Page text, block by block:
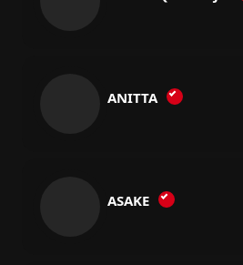
ANITTA
ASAKE